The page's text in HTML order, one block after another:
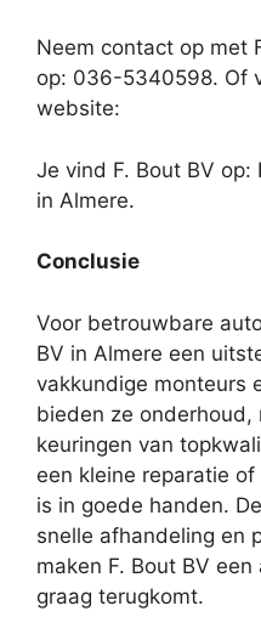
Neem contact op met
op: 036-5340598. Of
website:
Je vind F. Bout BV op:
in Almere.
Conclusie
Voor betrouwbare
BV in Almere een
vakkundige monteurs
bieden ze onderhoud,
keuringen van
een kleine reparatie
is in goede handen.
snelle afhandeling en
maken F. Bout BV
graag terugkomt.